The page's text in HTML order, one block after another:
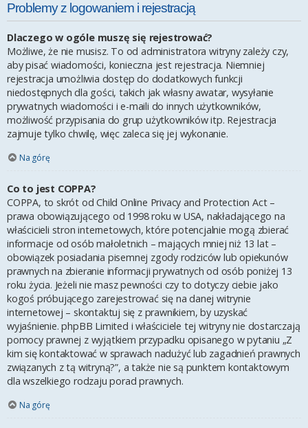
Problemy z logowaniem i rejestracją
Dlaczego w ogóle muszę się rejestrować?
Możliwe, że nie musisz. To od administratora witryny zależy czy,
aby pisać wiadomości, konieczna jest rejestracja. Niemniej
rejestracja umożliwia dostęp do dodatkowych funkcji
niedostępnych dla gości, takich jak własny awatar, wysyłanie
prywatnych wiadomości i e-maili do innych użytkowników,
możliwość przypisania do grup użytkowników itp. Rejestracja
zajmuje tylko chwilę, więc zaleca się jej wykonanie.
Na górę
Co to jest COPPA?
COPPA, to skrót od Child Online Privacy and Protection Act –
prawa obowiązującego od 1998 roku w USA, nakładającego na
właścicieli stron internetowych, które potencjalnie mogą zbierać
informacje od osób małoletnich – mających mniej niż 13 lat –
obowiązek posiadania pisemnej zgody rodziców lub opiekunów
prawnych na zbieranie informacji prywatnych od osób poniżej 13
roku życia. Jeżeli nie masz pewności czy to dotyczy ciebie jako
kogoś próbującego zarejestrować się na danej witrynie
internetowej – skontaktuj się z prawnikiem, by uzyskać
wyjaśnienie. phpBB Limited i właściciele tej witryny nie dostarczają
pomocy prawnej z wyjątkiem przypadku opisanego w pytaniu „Z
kim się kontaktować w sprawach nadużyć lub zagadnień prawnych
związanych z tą witryną?”, a także nie są punktem kontaktowym
dla wszelkiego rodzaju porad prawnych.
Na górę